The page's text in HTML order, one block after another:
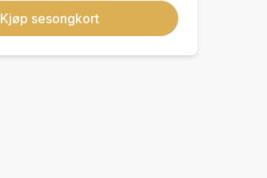
Kjøp sesongkort